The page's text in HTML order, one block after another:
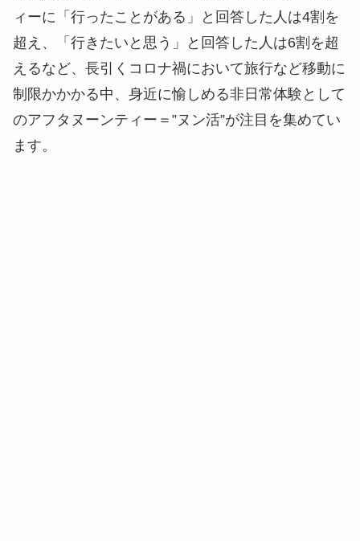
ィーに「行ったことがある」と回答した人は4割を
超え、「行きたいと思う」と回答した人は6割を超
えるなど、長引くコロナ禍において旅行など移動に
制限かかかる中、身近に愉しめる非日常体験として
のアフタヌーンティー＝”ヌン活”が注目を集めてい
ます。